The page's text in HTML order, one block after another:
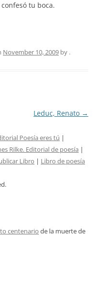
tu boca.
November 10, 2009 by .
Leduc, Renato →
Poesía eres tú |
Rilke. Editorial de poesía |
Libro | Libro de poesía
centenario de la muerte de